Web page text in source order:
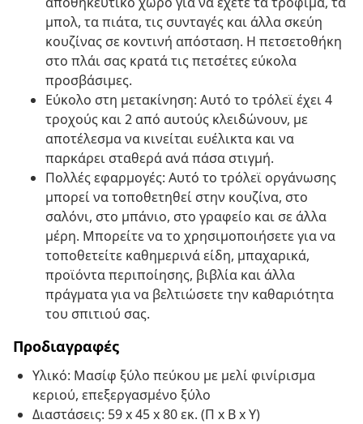
μπολ, τα πιάτα, τις συνταγές και άλλα σκεύη
κουζίνας σε κοντινή απόσταση. Η πετσετοθήκη
στο πλάι σας κρατά τις πετσέτες εύκολα
προσβάσιμες.
Εύκολο στη μετακίνηση: Αυτό το τρόλεϊ έχει 4
τροχούς και 2 από αυτούς κλειδώνουν, με
αποτέλεσμα να κινείται ευέλικτα και να
παρκάρει σταθερά ανά πάσα στιγμή.
Πολλές εφαρμογές: Αυτό το τρόλεϊ οργάνωσης
μπορεί να τοποθετηθεί στην κουζίνα, στο
σαλόνι, στο μπάνιο, στο γραφείο και σε άλλα
μέρη. Μπορείτε να το χρησιμοποιήσετε για να
τοποθετείτε καθημερινά είδη, μπαχαρικά,
προϊόντα περιποίησης, βιβλία και άλλα
πράγματα για να βελτιώσετε την καθαριότητα
του σπιτιού σας.
Προδιαγραφές
Υλικό: Μασίφ ξύλο πεύκου με μελί φινίρισμα
κεριού, επεξεργασμένο ξύλο
Διαστάσεις: 59 x 45 x 80 εκ. (Π x Β x Υ)